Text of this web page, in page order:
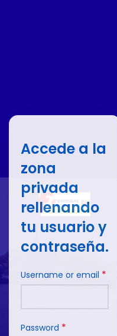
Accede a la
zona
privada
rellenando
tu usuario y
contraseña.
Username or email *
Password *